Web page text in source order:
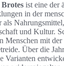
Brotes ist eine der
in der
und Kultur.
Menschen mit
Über die
Varianten